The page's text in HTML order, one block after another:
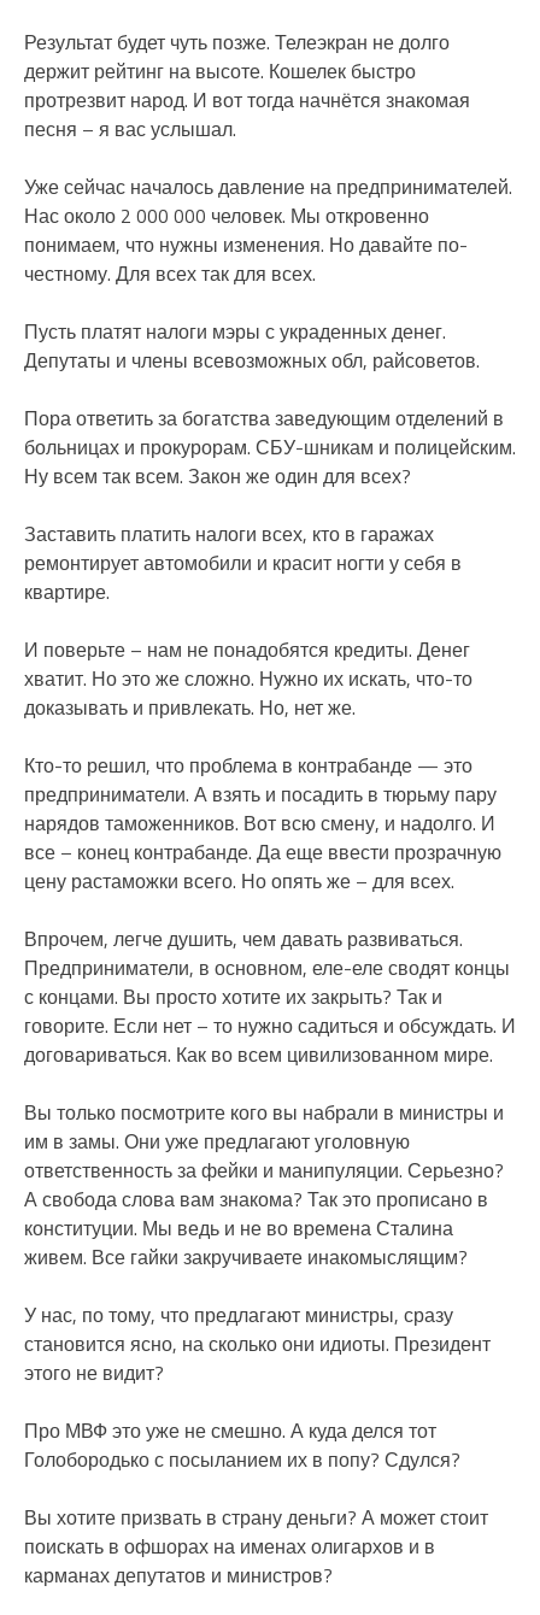
Результат будет чуть позже. Телеэкран не долго
держит рейтинг на высоте. Кошелек быстро
протрезвит народ. И вот тогда начнётся знакомая
песня – я вас услышал.
Уже сейчас началось давление на предпринимателей.
Нас около 2 000 000 человек. Мы откровенно
понимаем, что нужны изменения. Но давайте по-
честному. Для всех так для всех.
Пусть платят налоги мэры с украденных денег.
Депутаты и члены всевозможных обл, райсоветов.
Пора ответить за богатства заведующим отделений в
больницах и прокурорам. СБУ-шникам и полицейским.
Ну всем так всем. Закон же один для всех?
Заставить платить налоги всех, кто в гаражах
ремонтирует автомобили и красит ногти у себя в
квартире.
И поверьте – нам не понадобятся кредиты. Денег
хватит. Но это же сложно. Нужно их искать, что-то
доказывать и привлекать. Но, нет же.
Кто-то решил, что проблема в контрабанде — это
предприниматели. А взять и посадить в тюрьму пару
нарядов таможенников. Вот всю смену, и надолго. И
все – конец контрабанде. Да еще ввести прозрачную
цену растаможки всего. Но опять же – для всех.
Впрочем, легче душить, чем давать развиваться.
Предприниматели, в основном, еле-еле сводят концы
с концами. Вы просто хотите их закрыть? Так и
говорите. Если нет – то нужно садиться и обсуждать. И
договариваться. Как во всем цивилизованном мире.
Вы только посмотрите кого вы набрали в министры и
им в замы. Они уже предлагают уголовную
ответственность за фейки и манипуляции. Серьезно?
А свобода слова вам знакома? Так это прописано в
конституции. Мы ведь и не во времена Сталина
живем. Все гайки закручиваете инакомыслящим?
У нас, по тому, что предлагают министры, сразу
становится ясно, на сколько они идиоты. Президент
этого не видит?
Про МВФ это уже не смешно. А куда делся тот
Голобородько с посыланием их в попу? Сдулся?
Вы хотите призвать в страну деньги? А может стоит
поискать в офшорах на именах олигархов и в
карманах депутатов и министров?